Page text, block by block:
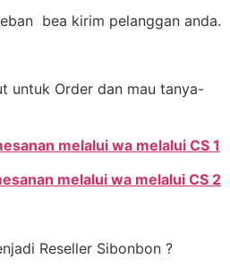
bea kirim pelanggan anda.
untuk Order dan mau tanya-
melalui wa melalui CS 1
melalui wa melalui CS 2
Reseller Sibonbon ?